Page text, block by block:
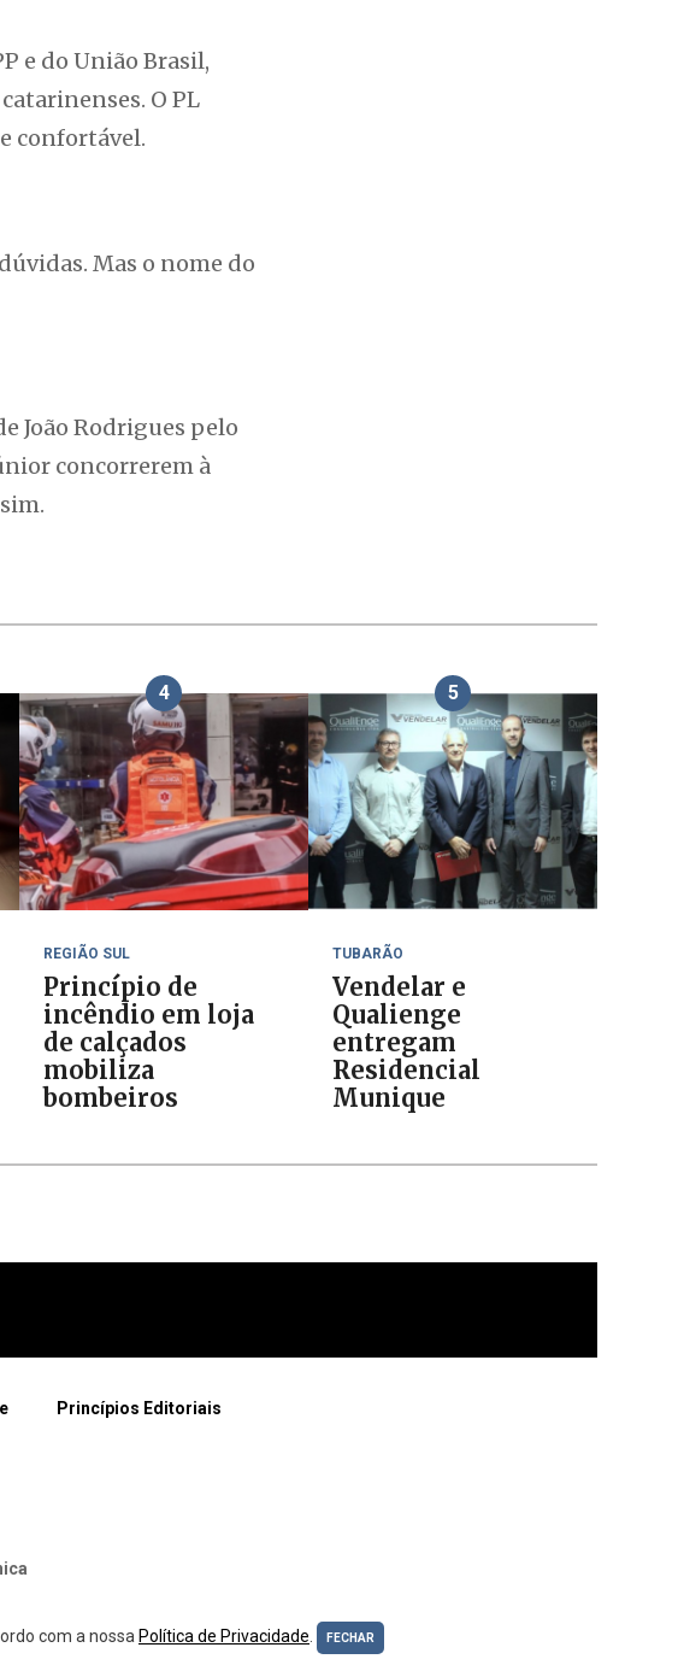
e do União Brasil,
O PL
confortável.
Mas o nome do
João Rodrigues pelo
concorrerem à
4
REGIÃO SUL
Princípio de
incêndio em loja
de calçados
mobiliza
bombeiros
5
TUBARÃO
Vendelar e
Qualienge
entregam
Residencial
Munique
Princípios Editoriais
com a nossa Política de Privacidade FECHAR